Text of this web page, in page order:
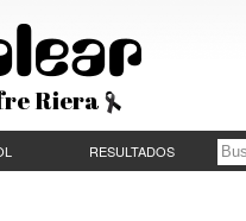
Riera
RESULTADOS